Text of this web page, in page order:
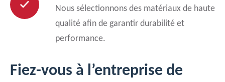
Nous sélectionnons des matériaux de haute
qualité afin de garantir durabilité et
performance.
Fiez-vous à l’entreprise de